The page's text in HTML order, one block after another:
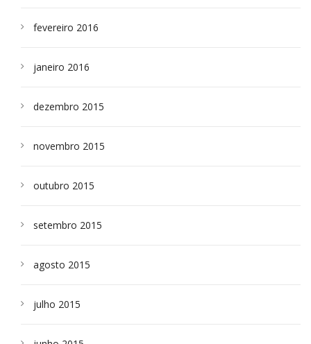
fevereiro 2016
janeiro 2016
dezembro 2015
novembro 2015
outubro 2015
setembro 2015
agosto 2015
julho 2015